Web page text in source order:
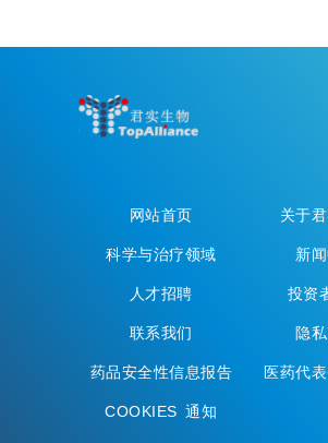
网站首页
关于
科学与治疗领域
新
人才招聘
投资
联系我们
隐
药品安全性信息报告
医药代
COOKIES 通知